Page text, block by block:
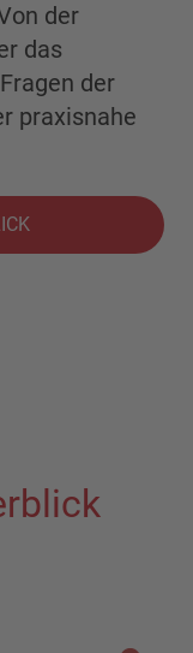
der
das
der
praxisnahe